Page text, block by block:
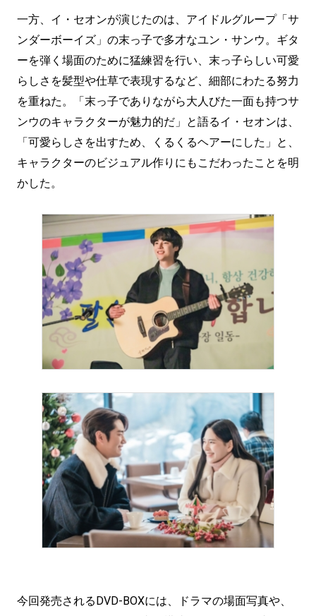
一方、イ・セオンが演じたのは、アイドルグループ「サ
ンダーボーイズ」の末っ子で多才なユン・サンウ。ギタ
ーを弾く場面のために猛練習を行い、末っ子らしい可愛
らしさを髪型や仕草で表現するなど、細部にわたる努力
を重ねた。「末っ子でありながら大人びた一面も持つサ
ンウのキャラクターが魅力的だ」と語るイ・セオンは、
「可愛らしさを出すため、くるくるヘアーにした」と、
キャラクターのビジュアル作りにもこだわったことを明
かした。
今回発売されるDVD-BOXには、ドラマの場面写真や、